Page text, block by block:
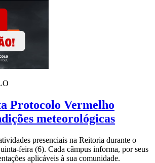
Protocolo Vermelho
meteorológicas
presenciais na Reitoria durante o
feira (6). Cada câmpus informa, por seus
aplicáveis à sua comunidade.